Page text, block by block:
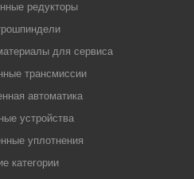
редукторы
для сервиса
трансмиссии
автоматика
устройства
уплотнения
категории